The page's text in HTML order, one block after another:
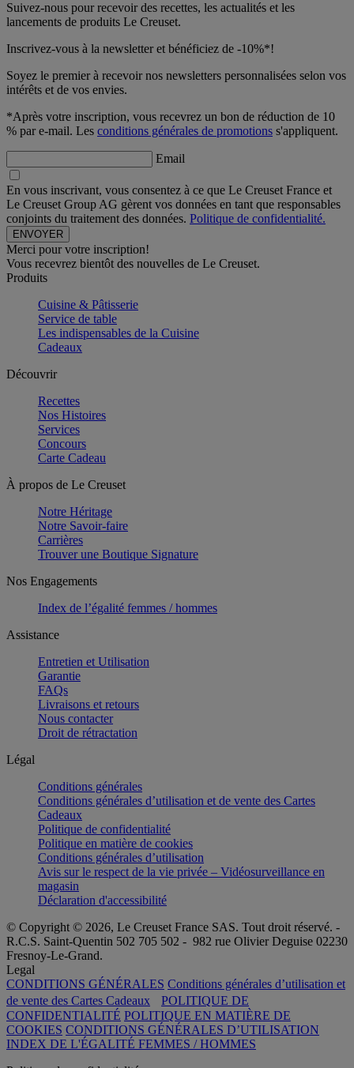
Suivez-nous pour recevoir des recettes, les actualités et les
lancements de produits Le Creuset.
Inscrivez-vous à la newsletter et bénéficiez de -10%*!
Soyez le premier à recevoir nos newsletters personnalisées selon vos
intérêts et de vos envies.
*Après votre inscription, vous recevrez un bon de réduction de 10
% par e-mail. Les conditions générales de promotions s'appliquent.
Email
En vous inscrivant, vous consentez à ce que Le Creuset France et
Le Creuset Group AG gèrent vos données en tant que responsables
conjoints du traitement des données. Politique de confidentialité.
Merci pour votre inscription!
Vous recevrez bientôt des nouvelles de Le Creuset.
Produits
Cuisine & Pâtisserie
Service de table
Les indispensables de la Cuisine
Cadeaux
Découvrir
Recettes
Nos Histoires
Services
Concours
Carte Cadeau
À propos de Le Creuset
Notre Héritage
Notre Savoir-faire
Carrières
Trouver une Boutique Signature
Nos Engagements
Index de l’égalité femmes / hommes
Assistance
Entretien et Utilisation
Garantie
FAQs
Livraisons et retours
Nous contacter
Droit de rétractation
Légal
Conditions générales
Conditions générales d’utilisation et de vente des Cartes
Cadeaux
Politique de confidentialité
Politique en matière de cookies
Conditions générales d’utilisation
Avis sur le respect de la vie privée – Vidéosurveillance en
magasin
Déclaration d'accessibilité
© Copyright © 2026, Le Creuset France SAS. Tout droit réservé. -
R.C.S. Saint-Quentin 502 705 502 - 982 rue Olivier Deguise 02230
Fresnoy-Le-Grand.
Legal
CONDITIONS GÉNÉRALES Conditions générales d’utilisation et
de vente des Cartes Cadeaux
POLITIQUE DE
CONFIDENTIALITÉ POLITIQUE EN MATIÈRE DE
COOKIES CONDITIONS GÉNÉRALES D’UTILISATION
INDEX DE L'ÉGALITÉ FEMMES / HOMMES